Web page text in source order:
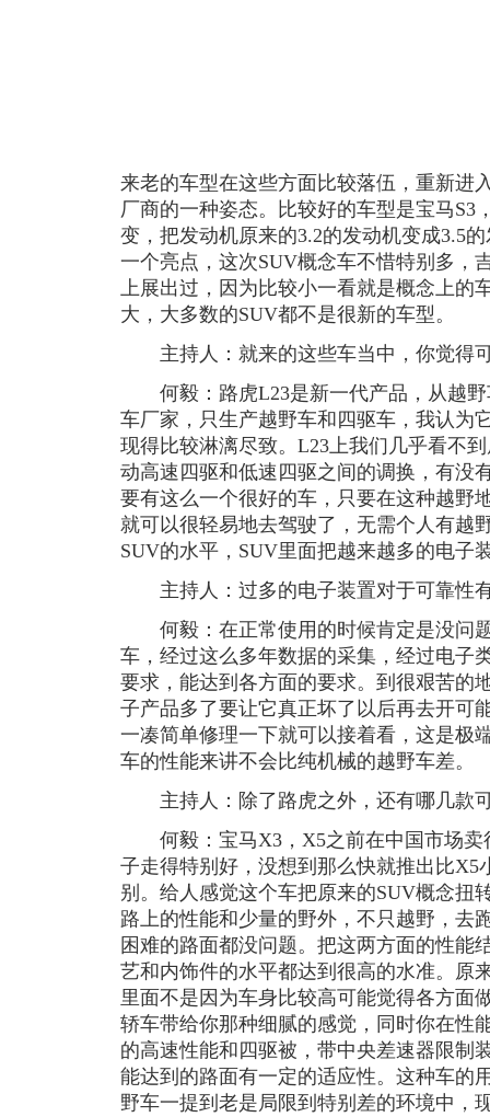
来老的车型在这些方面比较落伍，重新进
厂商的一种姿态。比较好的车型是宝马S3
变，把发动机原来的3.2的发动机变成3.5
一个亮点，这次SUV概念车不惜特别多，
上展出过，因为比较小一看就是概念上的
大，大多数的SUV都不是很新的车型。
主持人：就来的这些车当中，你觉得
何毅：路虎L23是新一代产品，从越野
车厂家，只生产越野车和四驱车，我认为
现得比较淋漓尽致。L23上我们几乎看不
动高速四驱和低速四驱之间的调换，有没
要有这么一个很好的车，只要在这种越野
就可以很轻易地去驾驶了，无需个人有越
SUV的水平，SUV里面把越来越多的电子
主持人：过多的电子装置对于可靠性
何毅：在正常使用的时候肯定是没问
车，经过这么多年数据的采集，经过电子
要求，能达到各方面的要求。到很艰苦的
子产品多了要让它真正坏了以后再去开可
一凑简单修理一下就可以接着看，这是极
车的性能来讲不会比纯机械的越野车差。
主持人：除了路虎之外，还有哪几款
何毅：宝马X3，X5之前在中国市场卖
子走得特别好，没想到那么快就推出比X5
别。给人感觉这个车把原来的SUV概念扭
路上的性能和少量的野外，不只越野，去
困难的路面都没问题。把这两方面的性能
艺和内饰件的水平都达到很高的水准。原
里面不是因为车身比较高可能觉得各方面
轿车带给你那种细腻的感觉，同时你在性
的高速性能和四驱被，带中央差速器限制
能达到的路面有一定的适应性。这种车的
野车一提到老是局限到特别差的环境中，